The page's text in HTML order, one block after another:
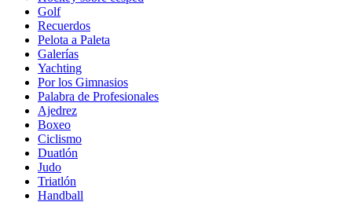
Golf
Recuerdos
Pelota a Paleta
Galerías
Yachting
Por los Gimnasios
Palabra de Profesionales
Ajedrez
Boxeo
Ciclismo
Duatlón
Judo
Triatlón
Handball